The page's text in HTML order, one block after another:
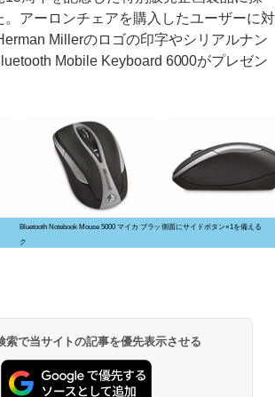
。アーロンチェアを購入したユーザーに対
Millerのロゴの印字やシリアルナン
Mobile Keyboard 6000がプレゼン
Bluetooth Notebook Mouse 5000 マイカ ブラッ
ク
側面にサイドボタン×1を備える
索で当サイトの記事を優先表示させる